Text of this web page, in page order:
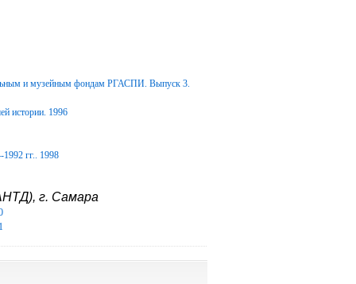
и музейным фондам РГАСПИ. Выпуск 3.
истории. 1996
гг.. 1998
г. Самара